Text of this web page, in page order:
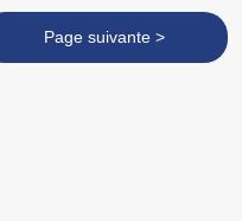
Page suivante >